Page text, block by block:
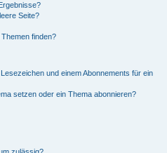
Seite?
finden?
und einem Abonnements für ein
setzen oder ein Thema abonnieren?